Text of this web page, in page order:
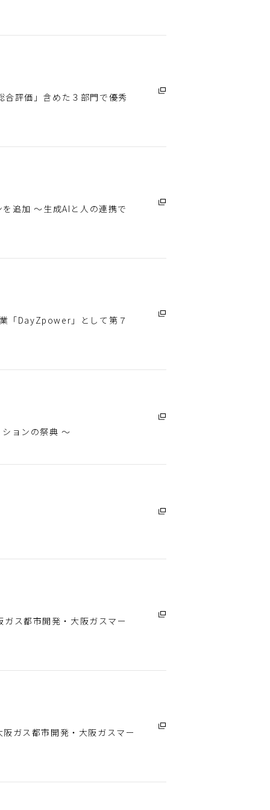
評価」含めた３部門で優秀
追加 ～生成AIと人の連携で
「DayZpower」として第７
ョンの祭典 ～
ス都市開発・大阪ガスマー
ガス都市開発・大阪ガスマー